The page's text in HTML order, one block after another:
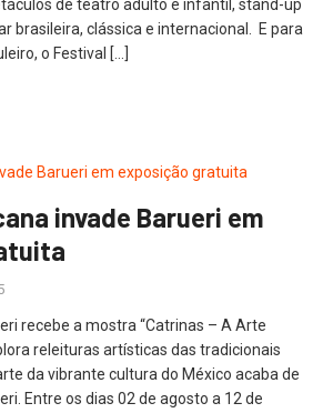
de teatro adulto e infantil, stand-up
brasileira, clássica e internacional. E para
o Festival […]
invade Barueri em
recebe a mostra “Catrinas – A Arte
releituras artísticas das tradicionais
da vibrante cultura do México acaba de
Entre os dias 02 de agosto a 12 de